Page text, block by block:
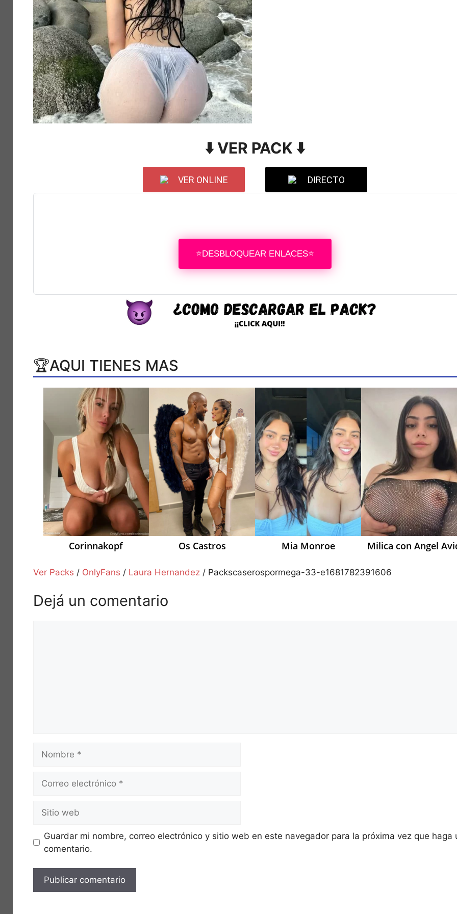
⬇️ VER PACK ⬇️
VER ONLINE DIRECTO
⭐DESBLOQUEAR ENLACES⭐
🏆AQUI TIENES MAS
Corinnakopf Os Castros Mia Monroe Milica con Angel
Ver Packs / OnlyFans / Laura Hernandez/ Packscaserospormega-33-e1681782391606
Dejá un comentario
electrónico
web
Guardar mi nombre, correo electrónico y sitio web en este navegador para la próxima vez que haga
comentario.